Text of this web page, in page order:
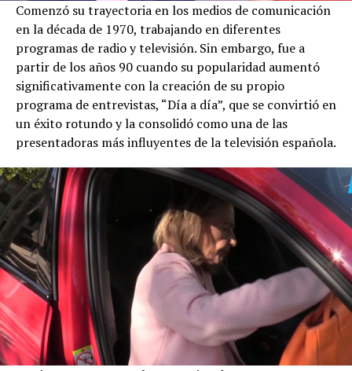
Comenzó su trayectoria en los medios de comunicación
en la década de 1970, trabajando en diferentes
programas de radio y televisión. Sin embargo, fue a
partir de los años 90 cuando su popularidad aumentó
significativamente con la creación de su propio
programa de entrevistas, “Día a día”, que se convirtió en
un éxito rotundo y la consolidó como una de las
presentadoras más influyentes de la televisión española.